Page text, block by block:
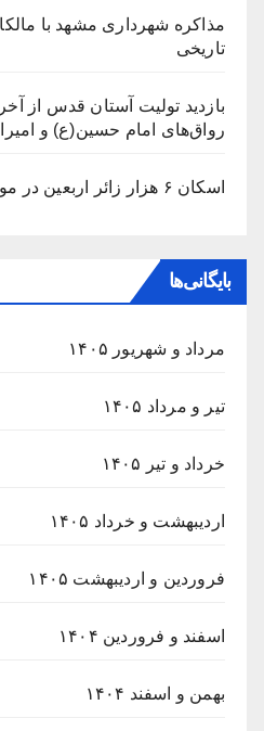
تاریخی
بازدید تولیت آستان قدس از
رواق‌های امام حسین(ع) و
اسکان ۶ هزار زائر اربعین در موکب امام رضا(ع)
بایگانی‌ها
مرداد و شهریور ۱۴۰۵
تیر و مرداد ۱۴۰۵
خرداد و تیر ۱۴۰۵
اردیبهشت و خرداد ۱۴۰۵
فروردین و اردیبهشت ۱۴۰۵
اسفند و فروردین ۱۴۰۴
بهمن و اسفند ۱۴۰۴